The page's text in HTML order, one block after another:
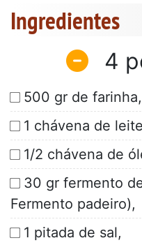
Ingredientes
4
500 gr de farinha,
1 chávena de
1/2 chávena de
30 gr fermento
Fermento padeiro),
1 pitada de sal,